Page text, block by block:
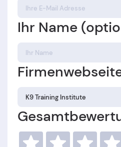
Ihr Name